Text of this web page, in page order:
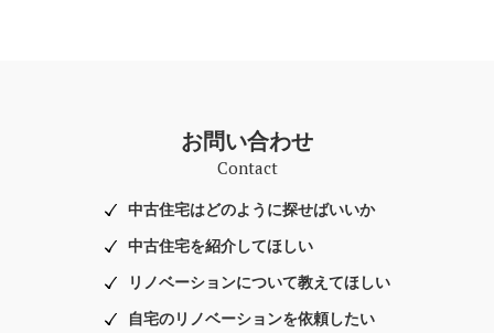
お問い合わせ
Contact
中古住宅はどのように探せばいいか
中古住宅を紹介してほしい
リノベーションについて教えてほしい
自宅のリノベーションを依頼したい